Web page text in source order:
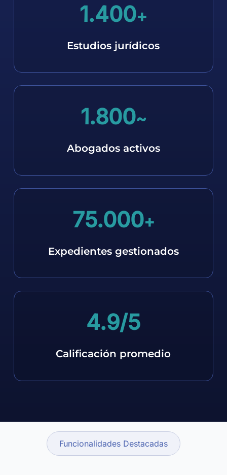
1.400+
Estudios jurídicos
1.800~
Abogados activos
75.000+
Expedientes gestionados
4.9/5
Calificación promedio
Funcionalidades Destacadas